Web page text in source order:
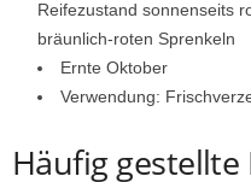
Reifezustand sonnenseits
bräunlich-roten Sprenkeln
Ernte Oktober
Verwendung:
Häufig gestellte